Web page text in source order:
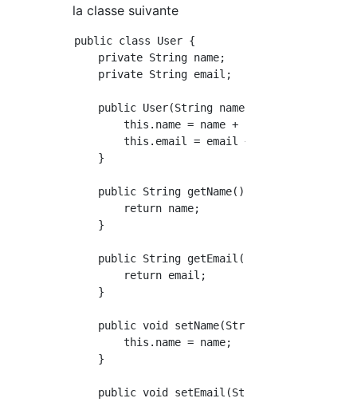
la classe suivante
public class User {
    private String name;
    private String email;
    public User(String name, String email) {
        this.name = name + "hoge";
        this.email = email + "fuga";
    }
    public String getName() {
        return name;
    }
    public String getEmail() {
        return email;
    }
    public void setName(String name) {
        this.name = name;
    }
    public void setEmail(String email) {